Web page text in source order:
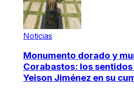
Noticias
Monumento dorado y
Corabastos: los sentidos
Yeison Jiménez en su